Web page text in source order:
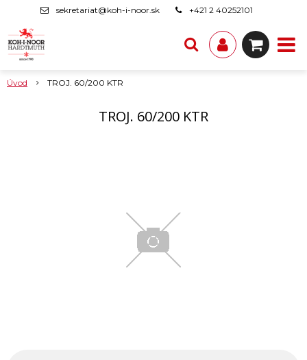
sekretariat@koh-i-noor.sk +421 2 40252101
Úvod TROJ. 60/200 KTR
TROJ. 60/200 KTR